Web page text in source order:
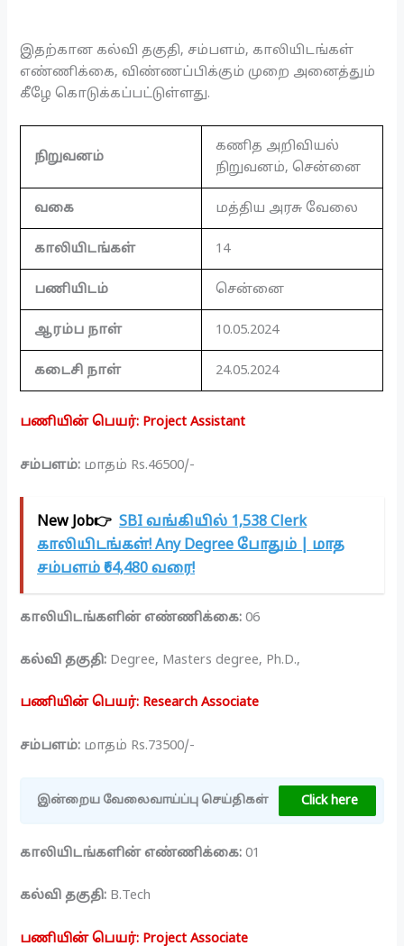
இதற்கான கல்வி தகுதி, சம்பளம், காலியிடங்கள்
எண்ணிக்கை, விண்ணப்பிக்கும் முறை அனைத்தும்
கீழே கொடுக்கப்பட்டுள்ளது.
நிறுவனம்
கணித அறிவியல்
நிறுவனம், சென்னை
வகை மத்திய அரசு வேலை
காலியிடங்கள் 14
பணியிடம் சென்னை
ஆரம்ப நாள் 10.05.2024
கடைசி நாள் 24.05.2024
பணியின் பெயர்: Project Assistant
சம்பளம்: மாதம் Rs.46500/-
New Job👉 SBI வங்கியில் 1,538 Clerk
காலியிடங்கள்! Any Degree போதும் | மாத
சம்பளம் ₹64,480 வரை!
காலியிடங்களின் எண்ணிக்கை: 06
கல்வி தகுதி: Degree, Masters degree, Ph.D.,
பணியின் பெயர்: Research Associate
சம்பளம்: மாதம் Rs.73500/-
இன்றைய வேலைவாய்ப்பு செய்திகள் Click here
காலியிடங்களின் எண்ணிக்கை: 01
கல்வி தகுதி: B.Tech
பணியின் பெயர்: Project Associate